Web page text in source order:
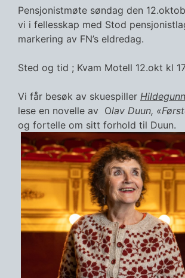
Pensjonistmøte søndag den
vi i fellesskap med Stod
markering av FN’s eldredag.
Sted og tid ; Kvam Motell 12.okt kl
Vi får besøk av skuespiller
lese en novelle av Olav Duun,
og fortelle om sitt forhold til Duun.